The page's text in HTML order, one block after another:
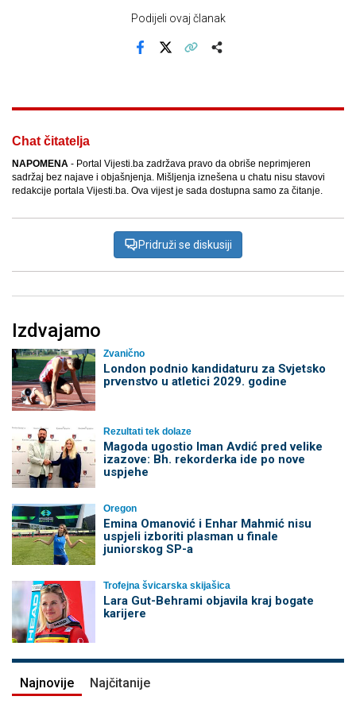
Podijeli ovaj članak
Chat čitatelja
NAPOMENA - Portal Vijesti.ba zadržava pravo da obriše neprimjeren
sadržaj bez najave i objašnjenja. Mišljenja iznešena u chatu nisu stavovi
redakcije portala Vijesti.ba. Ova vijest je sada dostupna samo za čitanje.
Pridruži se diskusiji
Izdvajamo
Zvanično
London podnio kandidaturu za Svjetsko
prvenstvo u atletici 2029. godine
Rezultati tek dolaze
Magoda ugostio Iman Avdić pred velike
izazove: Bh. rekorderka ide po nove
uspjehe
Oregon
Emina Omanović i Enhar Mahmić nisu
uspjeli izboriti plasman u finale
juniorskog SP-a
Trofejna švicarska skijašica
Lara Gut-Behrami objavila kraj bogate
karijere
Najnovije Najčitanije